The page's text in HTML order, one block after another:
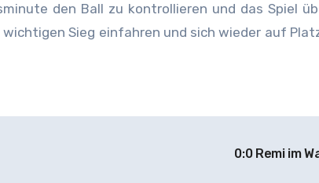
den Ball zu kontrollieren und das Spiel
Sieg einfahren und sich wieder auf
0:0 Remi im